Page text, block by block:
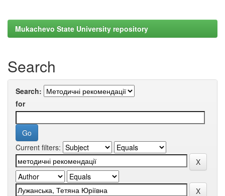
Mukachevo State University repository
Search
Search:
for
Current filters: